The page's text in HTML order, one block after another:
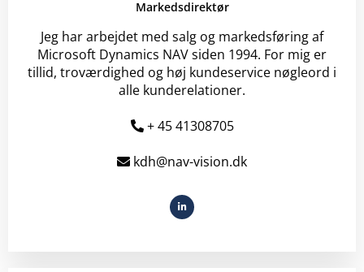
Markedsdirektør
Jeg har arbejdet med salg og markedsføring af
Microsoft Dynamics NAV siden 1994. For mig er
tillid, troværdighed og høj kundeservice nøgleord i
alle kunderelationer.
+ 45 41308705
kdh@nav-vision.dk